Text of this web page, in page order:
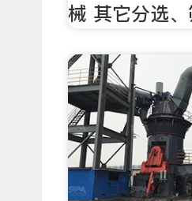
械 其它分选